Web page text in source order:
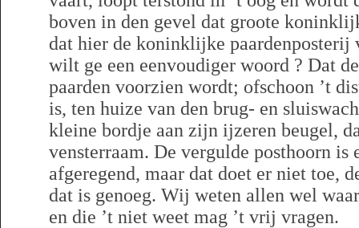
boven in den gevel dat groote
dat hier de koninklijke paardenposterij
wilt ge een eenvoudiger woord ? Dat
paarden voorzien wordt; ofschoon ’t
is, ten huize van den brug- en
kleine bordje aan zijn ijzeren beugel,
vensterraam. De vergulde posthoorn is
afgeregend, maar dat doet er niet toe,
dat is genoeg. Wij weten allen wel
en die ’t niet weet mag ’t vrij vragen.